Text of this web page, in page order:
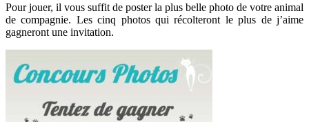
Pour jouer, il vous suffit de poster la plus belle photo de votre animal
de compagnie. Les cinq photos qui récolteront le plus de j’aime
gagneront une invitation.